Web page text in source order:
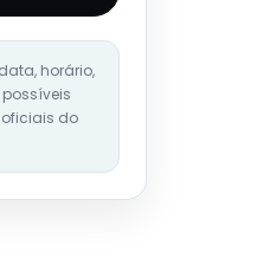
horário,
do